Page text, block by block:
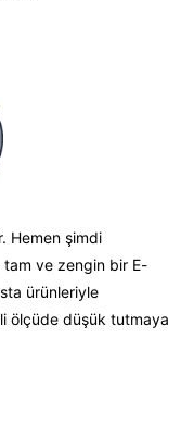
Hemen şimdi
tam ve zengin bir E-
ürünleriyle
ölçüde düşük tutmaya